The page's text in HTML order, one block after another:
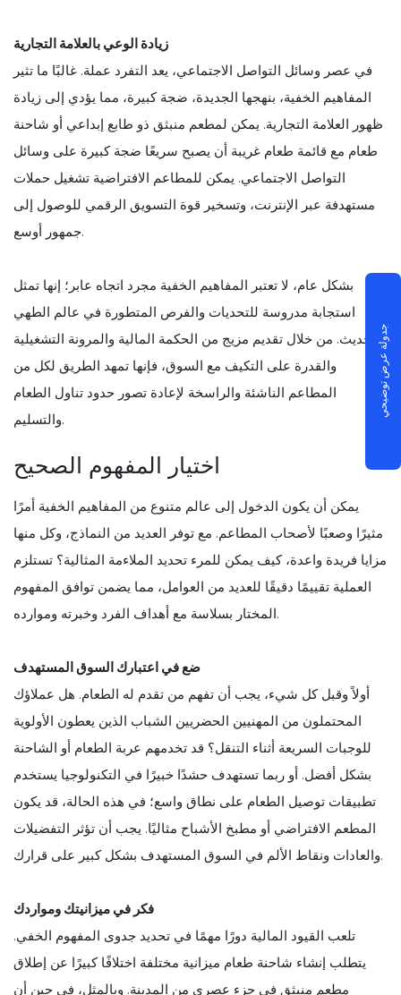
زيادة الوعي بالعلامة التجارية
في عصر وسائل التواصل الاجتماعي، يعد التفرد عملة. غالبًا ما تثير
المفاهيم الخفية، بنهجها الجديدة، ضجة كبيرة، مما يؤدي إلى زيادة
ظهور العلامة التجارية. يمكن لمطعم منبثق ذو طابع إبداعي أو شاحنة
طعام مع قائمة طعام غريبة أن يصبح سريعًا ضجة كبيرة على وسائل
التواصل الاجتماعي. يمكن للمطاعم الافتراضية تشغيل حملات
مستهدفة عبر الإنترنت، وتسخير قوة التسويق الرقمي للوصول إلى
جمهور أوسع.
بشكل عام، لا تعتبر المفاهيم الخفية مجرد اتجاه عابر؛ إنها تمثل
استجابة مدروسة للتحديات والفرص المتطورة في عالم الطهي
الحديث. من خلال تقديم مزيج من الحكمة المالية والمرونة التشغيلية
والقدرة على التكيف مع السوق، فإنها تمهد الطريق لكل من
المطاعم الناشئة والراسخة لإعادة تصور حدود تناول الطعام
والتسليم.
اختيار المفهوم الصحيح
يمكن أن يكون الدخول إلى عالم متنوع من المفاهيم الخفية أمرًا
مثيرًا وصعبًا لأصحاب المطاعم. مع توفر العديد من النماذج، وكل منها
مزايا فريدة واعدة، كيف يمكن للمرء تحديد الملاءمة المثالية؟ تستلزم
العملية تقييمًا دقيقًا للعديد من العوامل، مما يضمن توافق المفهوم
المختار بسلاسة مع أهداف الفرد وخبرته وموارده.
ضع في اعتبارك السوق المستهدف
أولاً وقبل كل شيء، يجب أن تفهم من تقدم له الطعام. هل عملاؤك
المحتملون من المهنيين الحضريين الشباب الذين يعطون الأولوية
للوجبات السريعة أثناء التنقل؟ قد تخدمهم عربة الطعام أو الشاحنة
بشكل أفضل. أو ربما تستهدف حشدًا خبيرًا في التكنولوجيا يستخدم
تطبيقات توصيل الطعام على نطاق واسع؛ في هذه الحالة، قد يكون
المطعم الافتراضي أو مطبخ الأشباح مثاليًا. يجب أن تؤثر التفضيلات
والعادات ونقاط الألم في السوق المستهدف بشكل كبير على قرارك.
فكر في ميزانيتك ومواردك
تلعب القيود المالية دورًا مهمًا في تحديد جدوى المفهوم الخفي.
يتطلب إنشاء شاحنة طعام ميزانية مختلفة اختلافًا كبيرًا عن إطلاق
مطعم منبثق في جزء عصري من المدينة. وبالمثل، في حين أن
جدولة عرض توضيحي